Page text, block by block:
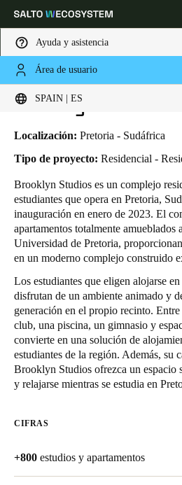
Ayuda y asistencia
Área de usuario
SPAIN | ES
Elija su ubicación y configuración de
Global
Germany
Deutsch
Switzerland
DeutschFrançaisItaliano
United Kingdom
English
Ireland
Français
HOME INDUSTRIAS
BROOKLYN STUDIOS
Brooklyn Studios
Localización: Pretoria - Sudáfrica
Tipo de proyecto: Residencial -
Brooklyn Studios es un complejo
estudiantes que opera en Pretoria,
inauguración en enero de 2023. El
apartamentos totalmente amueblados
Universidad de Pretoria,
en un moderno complejo construido
Los estudiantes que eligen alojarse
disfrutan de un ambiente animado y
generación en el propio recinto.
club, una piscina, un gimnasio y
convierte en una solución de
estudiantes de la región. Además, su
Brooklyn Studios ofrezca un espacio
y relajarse mientras se estudia en
CIFRAS
+800 estudios y apartamentos